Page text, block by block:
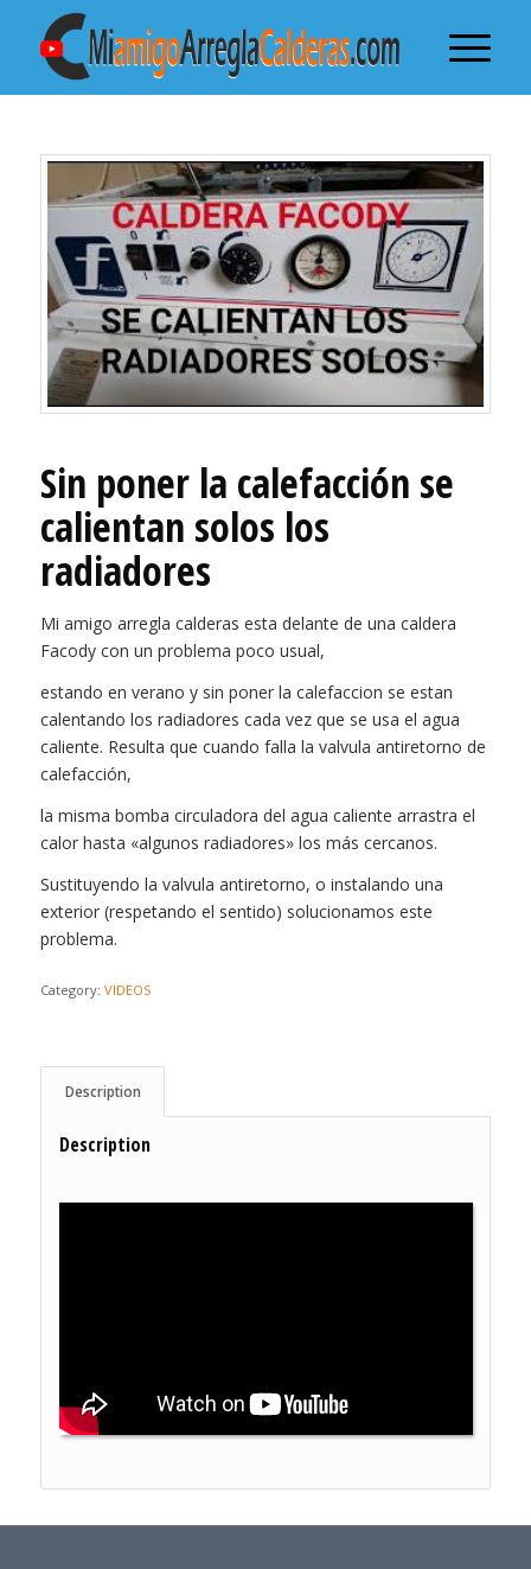
Sin poner la calefacción se
calientan solos los
radiadores
Mi amigo arregla calderas esta delante de una caldera
Facody con un problema poco usual,
estando en verano y sin poner la calefaccion se estan
calentando los radiadores cada vez que se usa el agua
caliente. Resulta que cuando falla la valvula antiretorno de
calefacción,
la misma bomba circuladora del agua caliente arrastra el
calor hasta «algunos radiadores» los más cercanos.
Sustituyendo la valvula antiretorno, o instalando una
exterior (respetando el sentido) solucionamos este
problema.
Category: VIDEOS
Description
Description